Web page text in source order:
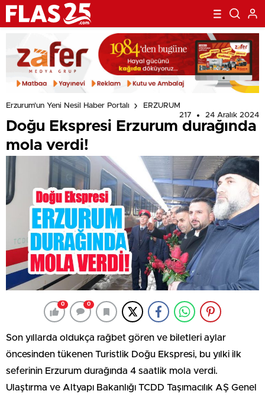
Erzurum'un Yeni Nesil Haber Portalı
ERZURUM
217
24 Aralık 2024
Doğu Ekspresi Erzurum durağında
mola verdi!
0 0
Son yıllarda oldukça rağbet gören ve biletleri aylar
öncesinden tükenen Turistlik Doğu Ekspresi, bu yılki ilk
seferinin Erzurum durağında 4 saatlik mola verdi.
Ulaştırma ve Altyapı Bakanlığı TCDD Taşımacılık AŞ Genel